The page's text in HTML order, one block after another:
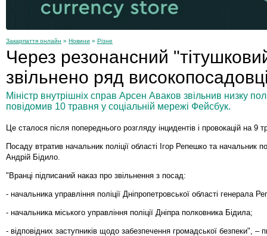
Закарпаття онлайн » Новини » Різне
Через резонансний
звільнено ряд
Міністр внутрішніх справ Арсен Аваков звільнив низку
повідомив 10 травня у соціальній мережі Фейсбук.
Це сталося після попереднього розгляду інцидентів і провокацій на 9
Посаду втратив начальник поліції області Ігор Репешко та начальник
Андрій Бідило.
"Вранці підписаний наказ про звільнення з посад:
- начальника управління поліції Дніпропетровської області генерала
- начальника міського управління поліції Дніпра полковника Бідила;
- відповідних заступників щодо забезпечення громадської безпеки", –